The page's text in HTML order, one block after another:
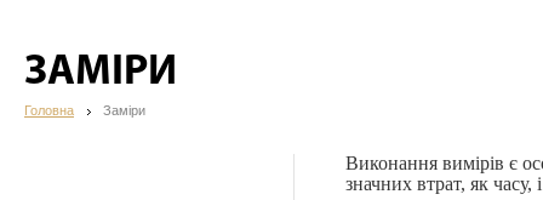
ЗАМІРИ
Головна Заміри
Виконання вимірів є
значних втрат, як часу,